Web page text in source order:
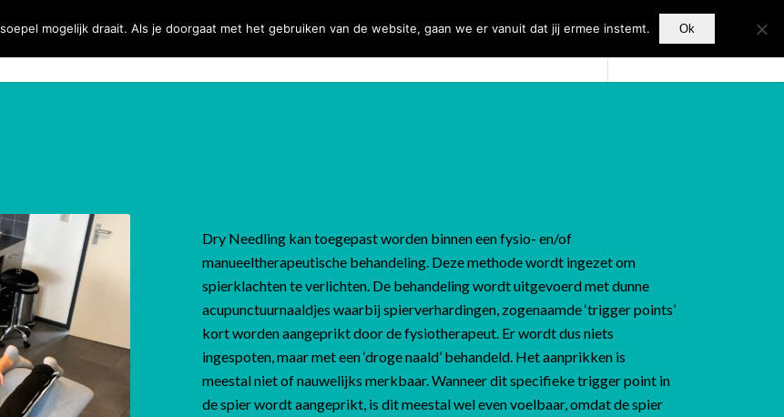
Wie zijn wij? Fitness
Dry Needling kan toegepast worden binnen een fysio- en/of
manueeltherapeutische behandeling. Deze methode wordt ingezet om
spierklachten te verlichten. De behandeling wordt uitgevoerd met dunne
acupunctuurnaaldjes waarbij spierverhardingen, zogenaamde ‘trigger points’
kort worden aangeprikt door de fysiotherapeut. Er wordt dus niets
ingespoten, maar met een ‘droge naald’ behandeld. Het aanprikken is
meestal niet of nauwelijks merkbaar. Wanneer dit specifieke trigger point in
de spier wordt aangeprikt, is dit meestal wel even voelbaar, omdat de spier
mogelijk draait. Als je doorgaat met het gebruiken van de website, gaan we er vanuit dat jij ermee instemt. Ok